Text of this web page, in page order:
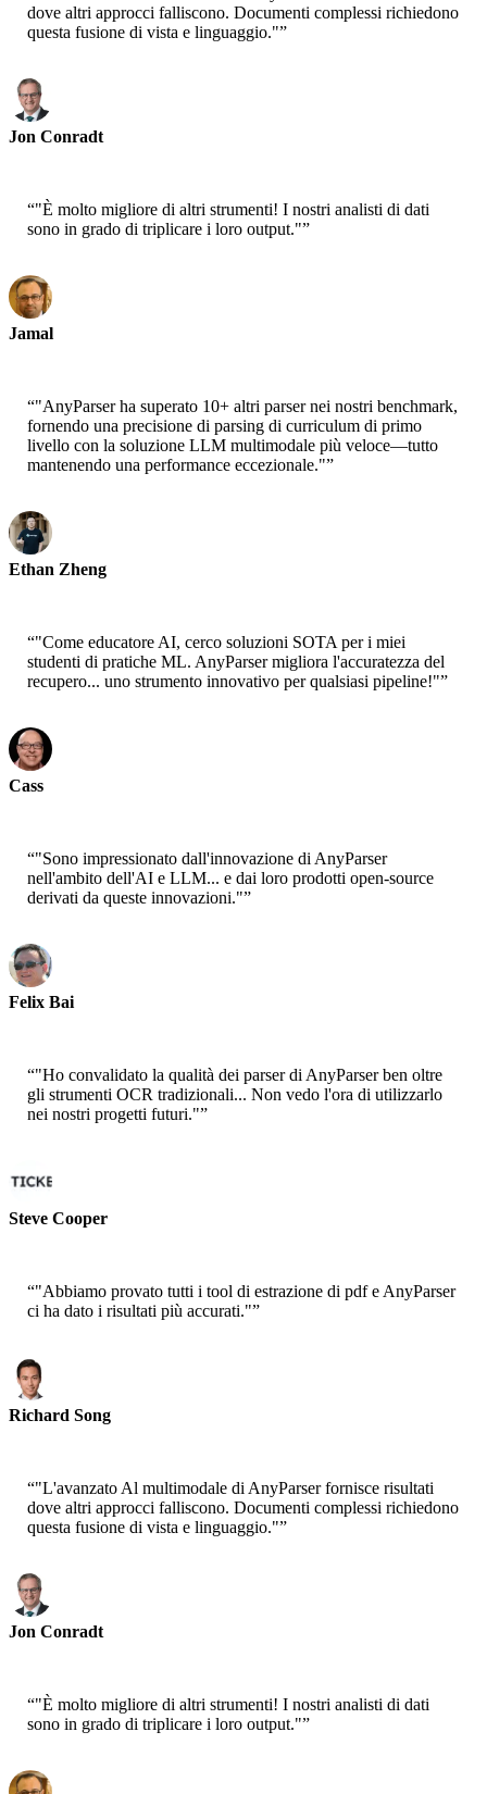
dove altri approcci falliscono. Documenti complessi richiedono
questa fusione di vista e linguaggio."”
Jon Conradt
“"È molto migliore di altri strumenti! I nostri analisti di dati
sono in grado di triplicare i loro output."”
Jamal
“"AnyParser ha superato 10+ altri parser nei nostri benchmark,
fornendo una precisione di parsing di curriculum di primo
livello con la soluzione LLM multimodale più veloce—tutto
mantenendo una performance eccezionale."”
Ethan Zheng
“"Come educatore AI, cerco soluzioni SOTA per i miei
studenti di pratiche ML. AnyParser migliora l'accuratezza del
recupero... uno strumento innovativo per qualsiasi pipeline!"”
Cass
“"Sono impressionato dall'innovazione di AnyParser
nell'ambito dell'AI e LLM... e dai loro prodotti open-source
derivati da queste innovazioni."”
Felix Bai
“"Ho convalidato la qualità dei parser di AnyParser ben oltre
gli strumenti OCR tradizionali... Non vedo l'ora di utilizzarlo
nei nostri progetti futuri."”
Steve Cooper
“"Abbiamo provato tutti i tool di estrazione di pdf e AnyParser
ci ha dato i risultati più accurati."”
Richard Song
“"L'avanzato Al multimodale di AnyParser fornisce risultati
dove altri approcci falliscono. Documenti complessi richiedono
questa fusione di vista e linguaggio."”
Jon Conradt
“"È molto migliore di altri strumenti! I nostri analisti di dati
sono in grado di triplicare i loro output."”